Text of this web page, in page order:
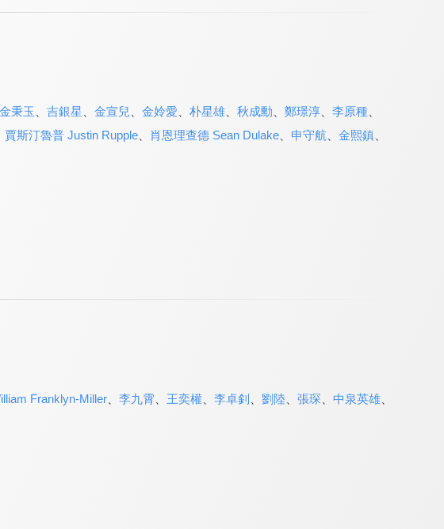
金秉玉 吉銀星 金宣兒 金姈愛 朴星雄、 秋成勳 鄭璟淳、 李原種、
賈斯汀魯普 Justin Rupple、 肖恩理查德 Sean Dulake、 申守航 金熙鎮、
Franklyn-Miller、 李九霄 王奕權、 李卓釗 劉陸 張琛 中泉英雄、